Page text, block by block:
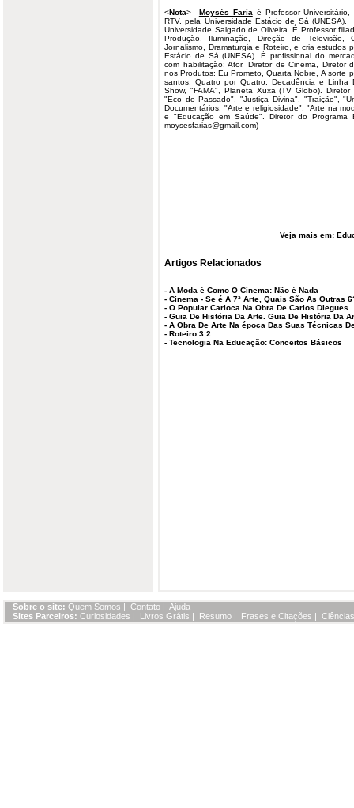
<Nota> Moysés Faria é Professor
RTV, pela Universidade Estácio de Sá (UNESA).
Universidade Salgado de Oliveira. É Professor
Produção, Iluminação, Direção de
Jornalismo, Dramaturgia e Roteiro, e cria estudos
Estácio de Sá (UNESA). É profissional do
com habilitação: Ator, Diretor de Cinema, Diretor
nos Produtos: Eu Prometo, Quarta Nobre, A sorte
santos, Quatro por Quatro, Decadência e Linha
Show, "FAMA", Planeta Xuxa (TV Globo).
"Eco do Passado", "Justiça Divina", "Traição",
Documentários: "Arte e religiosidade", "Arte na
e "Educação em Saúde". Diretor do
moysesfarias@gmail.com)
Veja mais em:
Artigos Relacionados
- A Moda é Como O Cinema: Não é Nada
- Cinema - Se é A 7ª Arte, Quais São As Outras
- O Popular Carioca Na Obra De Carlos Diegues
- Guia De História Da Arte. Guia De História Da
- A Obra De Arte Na época Das Suas Técnicas
- Roteiro 3.2
- Tecnologia Na Educação: Conceitos Básicos
Sobre o site: Quem Somos | Contato | Ajuda
Sites Parceiros: Curiosidades | Livros Grátis | Resumo | Frases e Citações |